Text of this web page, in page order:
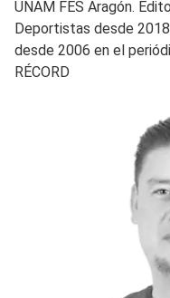
UNAM FES Aragón.
Deportistas desde
desde 2006 en el
RÉCORD